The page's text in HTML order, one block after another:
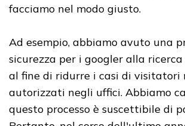
facciamo nel modo giusto.
Ad esempio, abbiamo avuto una
sicurezza per i googler alla
al fine di ridurre i casi di visitatori
autorizzati negli uffici. Abbiamo
questo processo è suscettibile di